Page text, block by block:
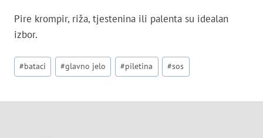
Pire krompir, riža, tjestenina ili palenta su idealan
izbor.
Post
Tags:
#bataci #glavno jelo #piletina #sos